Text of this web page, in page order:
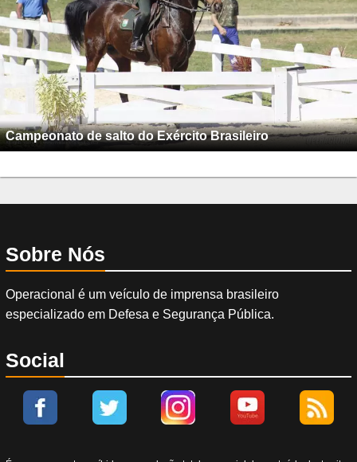
Campeonato de salto do Exército Brasileiro
Sobre Nós
Operacional é um veículo de imprensa brasileiro
especializado em Defesa e Segurança Pública.
Social